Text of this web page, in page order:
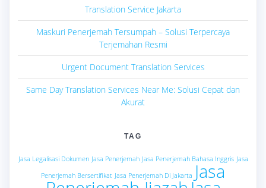
Translation Service Jakarta
Maskuri Penerjemah Tersumpah – Solusi Terpercaya
Terjemahan Resmi
Urgent Document Translation Services
Same Day Translation Services Near Me: Solusi Cepat dan
Akurat
TAG
Jasa Legalisasi Dokumen Jasa Penerjemah Jasa Penerjemah Bahasa Inggris Jasa
Penerjemah Bersertifikat Jasa Penerjemah Di Jakarta Jasa